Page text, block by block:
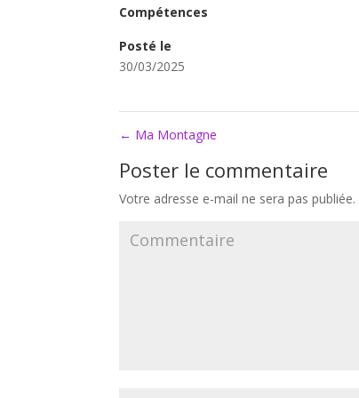
Compétences
Posté le
30/03/2025
← Ma Montagne
Poster le commentaire
Votre adresse e-mail ne sera pas publiée.